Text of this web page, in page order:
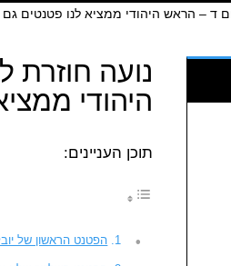
היהודי
תוכן העניינים:
הפטנט הראשון של